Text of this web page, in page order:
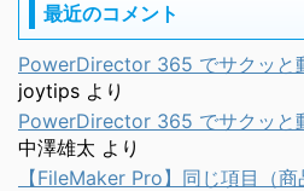
最近のコメント
PowerDirector 365 でサクッと
joytips より
PowerDirector 365 でサクッと
中澤雄太 より
【FileMaker Pro】同じ項目（